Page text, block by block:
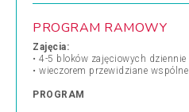
PROGRAM RAMOWY
Zajęcia:
• 4-5 bloków zajęciowych
• wieczorem przewidziane
PROGRAM